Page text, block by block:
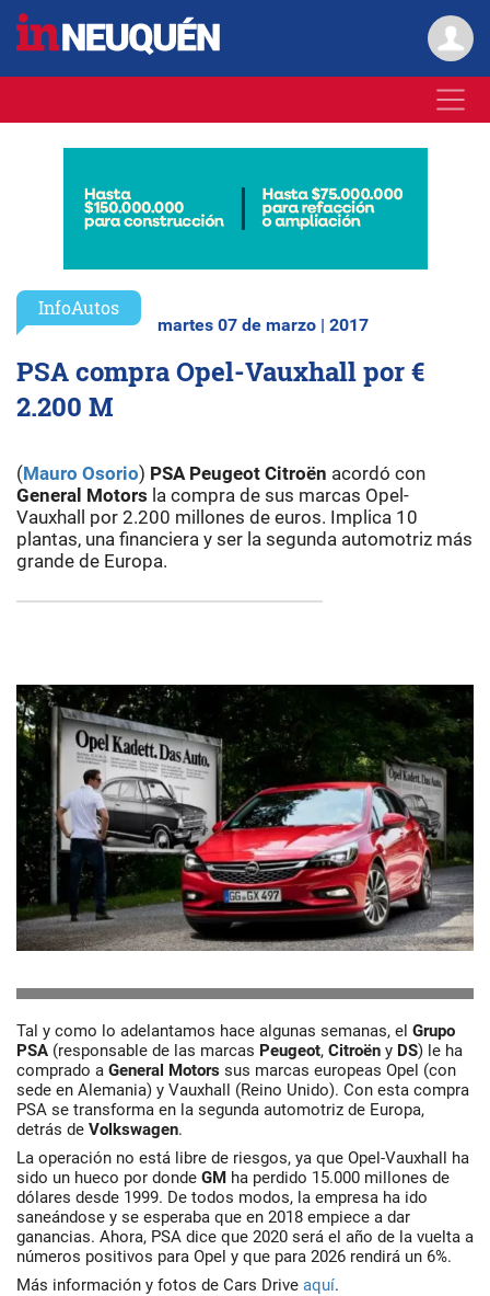
InfoAutos
martes 07 de marzo | 2017
PSA compra Opel-Vauxhall por €
2.200 M
(Mauro Osorio) PSA Peugeot Citroën acordó con
General Motors la compra de sus marcas Opel-
Vauxhall por 2.200 millones de euros. Implica 10
plantas, una financiera y ser la segunda automotriz más
grande de Europa.
Tal y como lo adelantamos hace algunas semanas, el Grupo
PSA (responsable de las marcas Peugeot, Citroën y DS) le ha
comprado a General Motors sus marcas europeas Opel (con
sede en Alemania) y Vauxhall (Reino Unido). Con esta compra
PSA se transforma en la segunda automotriz de Europa,
detrás de Volkswagen.
La operación no está libre de riesgos, ya que Opel-Vauxhall ha
sido un hueco por donde GM ha perdido 15.000 millones de
dólares desde 1999. De todos modos, la empresa ha ido
saneándose y se esperaba que en 2018 empiece a dar
ganancias. Ahora, PSA dice que 2020 será el año de la vuelta a
números positivos para Opel y que para 2026 rendirá un 6%.
Más información y fotos de Cars Drive aquí.